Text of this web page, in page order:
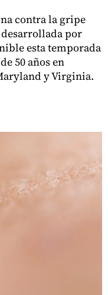
contra la gripe
desarrollada por
esta temporada
50 años en
y Virginia.